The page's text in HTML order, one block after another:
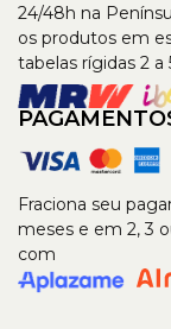
24/48h na
os produtos em
tabelas rígidas 2 a
Fraciona seu
meses e em 2, 3
com